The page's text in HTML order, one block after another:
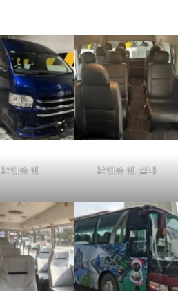
14인승 밴 14인승 밴 실내